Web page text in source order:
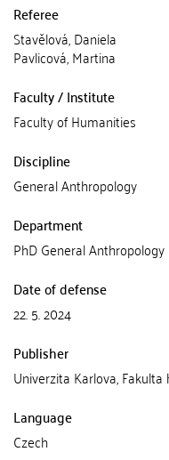
Referee
Stavělová, Daniela
Pavlicová, Martina
Faculty / Institute
Faculty of Humanities
Discipline
General Anthropology
Department
PhD General Anthropology
Date of defense
22. 5. 2024
Publisher
Univerzita Karlova,
Language
Czech